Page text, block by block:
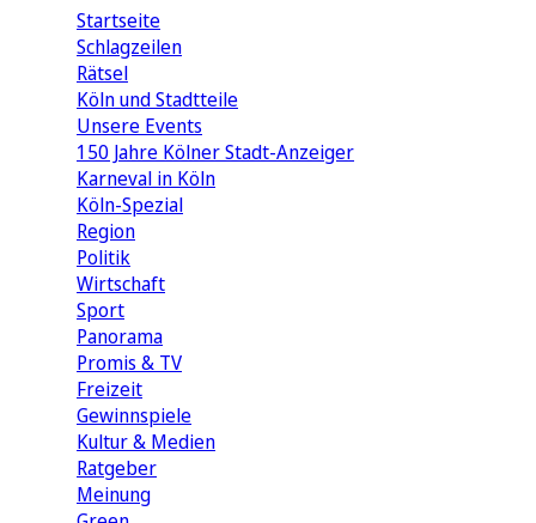
Startseite
Schlagzeilen
Rätsel
Köln und Stadtteile
Unsere Events
150 Jahre Kölner Stadt-Anzeiger
Karneval in Köln
Köln-Spezial
Region
Politik
Wirtschaft
Sport
Panorama
Promis & TV
Freizeit
Gewinnspiele
Kultur & Medien
Ratgeber
Meinung